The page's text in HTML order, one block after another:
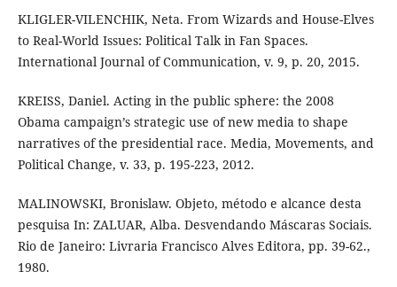
KLIGLER-VILENCHIK, Neta. From Wizards and House-Elves
to Real-World Issues: Political Talk in Fan Spaces.
International Journal of Communication, v. 9, p. 20, 2015.
KREISS, Daniel. Acting in the public sphere: the 2008
Obama campaign’s strategic use of new media to shape
narratives of the presidential race. Media, Movements, and
Political Change, v. 33, p. 195-223, 2012.
MALINOWSKI, Bronislaw. Objeto, método e alcance desta
pesquisa In: ZALUAR, Alba. Desvendando Máscaras Sociais.
Rio de Janeiro: Livraria Francisco Alves Editora, pp. 39-62.,
1980.